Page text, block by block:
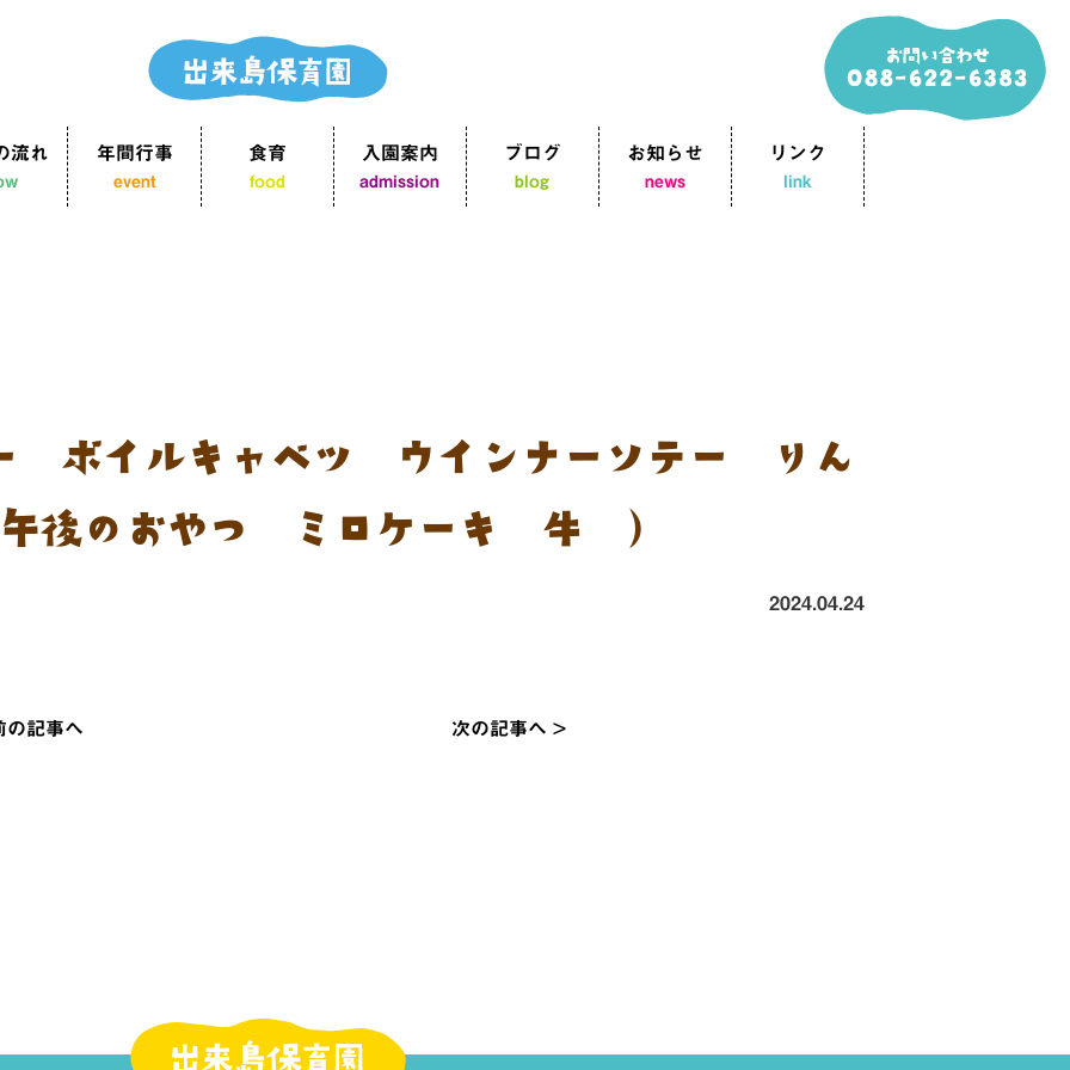
流れ 年間行事
event
食育
food
入園案内
admission
ブログ
blog
お知らせ
news
リンク
link
ボイルキャベツ ウインナーソテー りん
後のおやつ：ミロケーキ 牛乳）
2024.04.24
の記事へ 次の記事へ >